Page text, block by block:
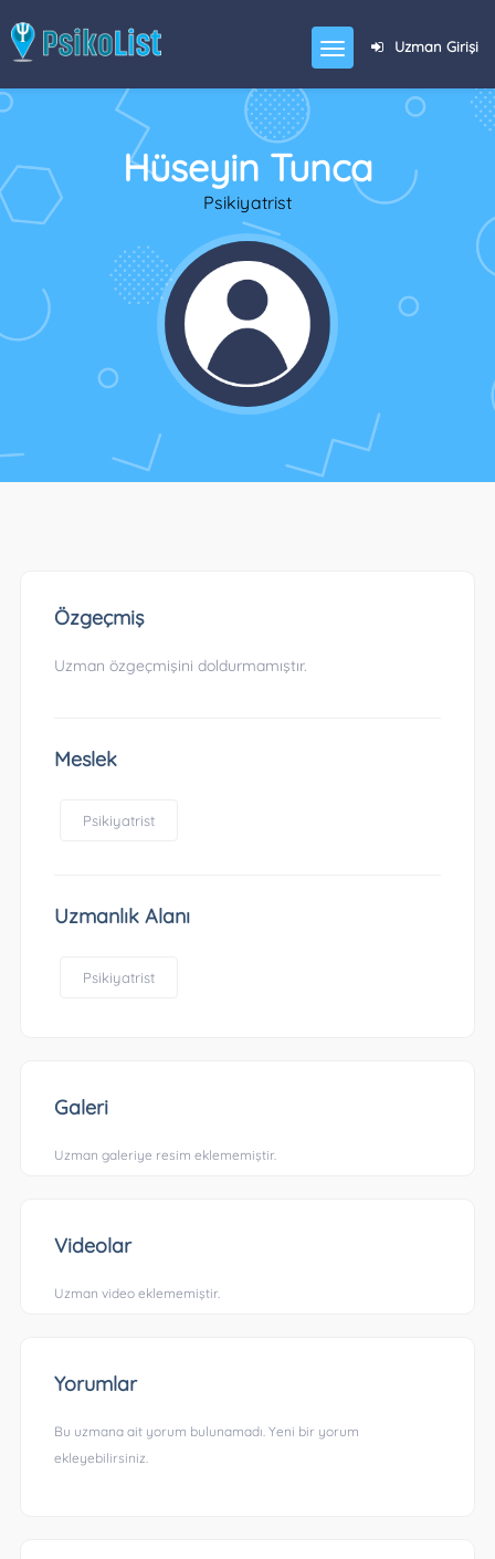
Uzman Girişi
Hüseyin Tunca
Psikiyatrist
Özgeçmiş
Uzman özgeçmişini doldurmamıştır.
Meslek
Psikiyatrist
Uzmanlık Alanı
Psikiyatrist
Galeri
Uzman galeriye resim eklememiştir.
Videolar
Uzman video eklememiştir.
Yorumlar
Bu uzmana ait yorum bulunamadı. Yeni bir yorum
ekleyebilirsiniz.